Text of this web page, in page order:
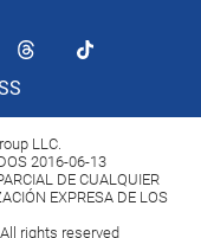
LLC.
2016-06-13
DE CUALQUIER
EXPRESA DE LOS
rights reserved